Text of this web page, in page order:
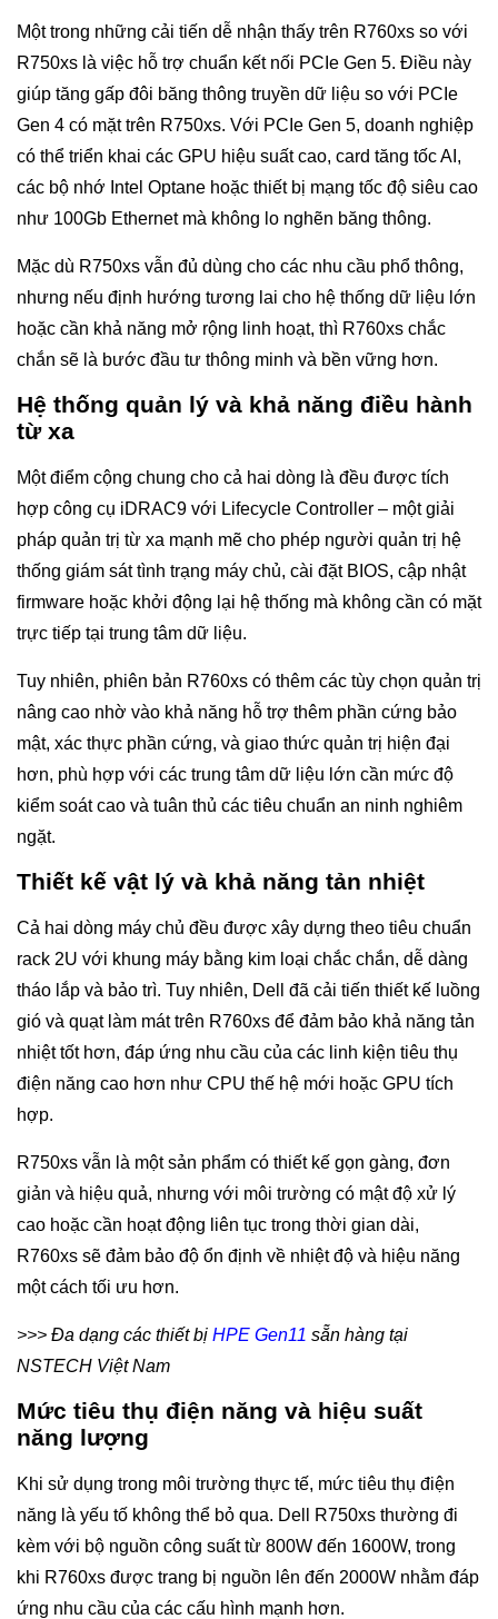
Một trong những cải tiến dễ nhận thấy trên R760xs so với
R750xs là việc hỗ trợ chuẩn kết nối PCIe Gen 5. Điều này
giúp tăng gấp đôi băng thông truyền dữ liệu so với PCIe
Gen 4 có mặt trên R750xs. Với PCIe Gen 5, doanh nghiệp
có thể triển khai các GPU hiệu suất cao, card tăng tốc AI,
các bộ nhớ Intel Optane hoặc thiết bị mạng tốc độ siêu cao
như 100Gb Ethernet mà không lo nghẽn băng thông.
Mặc dù R750xs vẫn đủ dùng cho các nhu cầu phổ thông,
nhưng nếu định hướng tương lai cho hệ thống dữ liệu lớn
hoặc cần khả năng mở rộng linh hoạt, thì R760xs chắc
chắn sẽ là bước đầu tư thông minh và bền vững hơn.
Hệ thống quản lý và khả năng điều hành
từ xa
Một điểm cộng chung cho cả hai dòng là đều được tích
hợp công cụ iDRAC9 với Lifecycle Controller – một giải
pháp quản trị từ xa mạnh mẽ cho phép người quản trị hệ
thống giám sát tình trạng máy chủ, cài đặt BIOS, cập nhật
firmware hoặc khởi động lại hệ thống mà không cần có mặt
trực tiếp tại trung tâm dữ liệu.
Tuy nhiên, phiên bản R760xs có thêm các tùy chọn quản trị
nâng cao nhờ vào khả năng hỗ trợ thêm phần cứng bảo
mật, xác thực phần cứng, và giao thức quản trị hiện đại
hơn, phù hợp với các trung tâm dữ liệu lớn cần mức độ
kiểm soát cao và tuân thủ các tiêu chuẩn an ninh nghiêm
ngặt.
Thiết kế vật lý và khả năng tản nhiệt
Cả hai dòng máy chủ đều được xây dựng theo tiêu chuẩn
rack 2U với khung máy bằng kim loại chắc chắn, dễ dàng
tháo lắp và bảo trì. Tuy nhiên, Dell đã cải tiến thiết kế luồng
gió và quạt làm mát trên R760xs để đảm bảo khả năng tản
nhiệt tốt hơn, đáp ứng nhu cầu của các linh kiện tiêu thụ
điện năng cao hơn như CPU thế hệ mới hoặc GPU tích
hợp.
R750xs vẫn là một sản phẩm có thiết kế gọn gàng, đơn
giản và hiệu quả, nhưng với môi trường có mật độ xử lý
cao hoặc cần hoạt động liên tục trong thời gian dài,
R760xs sẽ đảm bảo độ ổn định về nhiệt độ và hiệu năng
một cách tối ưu hơn.
>>> Đa dạng các thiết bị HPE Gen11 sẵn hàng tại
NSTECH Việt Nam
Mức tiêu thụ điện năng và hiệu suất
năng lượng
Khi sử dụng trong môi trường thực tế, mức tiêu thụ điện
năng là yếu tố không thể bỏ qua. Dell R750xs thường đi
kèm với bộ nguồn công suất từ 800W đến 1600W, trong
khi R760xs được trang bị nguồn lên đến 2000W nhằm đáp
ứng nhu cầu của các cấu hình mạnh hơn.